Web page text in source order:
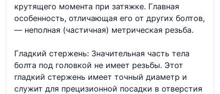
крутящего момента при затяжке. Главная
особенность, отличающая его от других болтов,
— неполная (частичная) метрическая резьба.
Гладкий стержень: Значительная часть тела
болта под головкой не имеет резьбы. Этот
гладкий стержень имеет точный диаметр и
служит для прецизионной посадки в отверстия